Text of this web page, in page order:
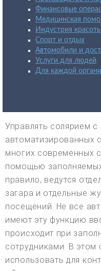
Финансовые
Медицинская
Индустрия красоты
Спорт и отдых
Автомобили и
Услуги для людей
Для каждой
Управлять солярием
автоматизированных
многих современных
помощью
правило, ведутся
загара и отдельные
посещений. Не все
имеют эту функцию
происходит при
сотрудниками. В этом
использовать для